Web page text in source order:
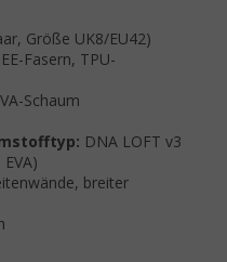
Größe UK8/EU42)
Fasern, TPU-
Schaum
DNA LOFT v3
breiter